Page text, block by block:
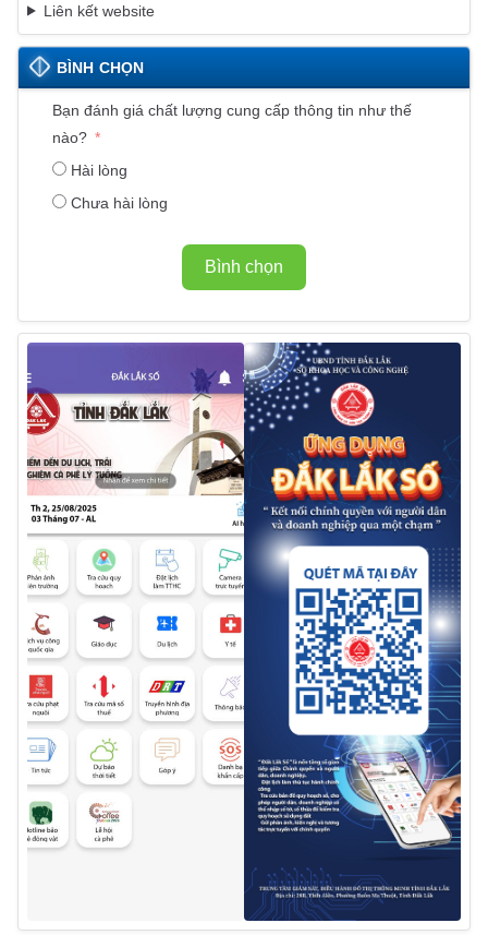
Liên kết website
BÌNH CHỌN
Bạn đánh giá chất lượng cung cấp thông tin như thế
nào?
Hài lòng
Chưa hài lòng
Bình chọn